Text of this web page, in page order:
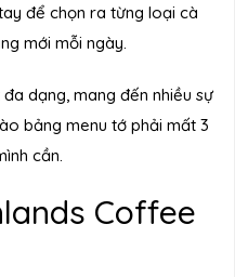
để chọn ra từng loại cà
mới mỗi ngày.
dạng, mang đến nhiều sự
bảng menu tớ phải mất 3
cần.
Coffee